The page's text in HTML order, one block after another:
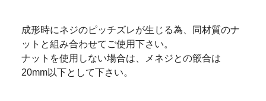
成形時にネジのピッチズレが生じる為、同材質のナ
ットと組み合わせてご使用下さい。
ナットを使用しない場合は、メネジとの篏合は
20mm以下として下さい。